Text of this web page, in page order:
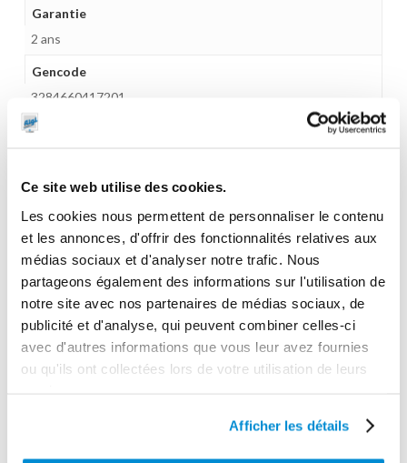
Ce site web utilise des cookies.
Les cookies nous permettent de personnaliser le contenu
et les annonces, d'offrir des fonctionnalités relatives aux
médias sociaux et d'analyser notre trafic. Nous
partageons également des informations sur l'utilisation de
notre site avec nos partenaires de médias sociaux, de
publicité et d'analyse, qui peuvent combiner celles-ci
avec d'autres informations que vous leur avez fournies
ou qu'ils ont collectées lors de votre utilisation de leurs
Afficher les détails
Garantie
2 ans
Gencode
3284660417201
CES PRODUITS PEUVENT VOUS
INTERESSER